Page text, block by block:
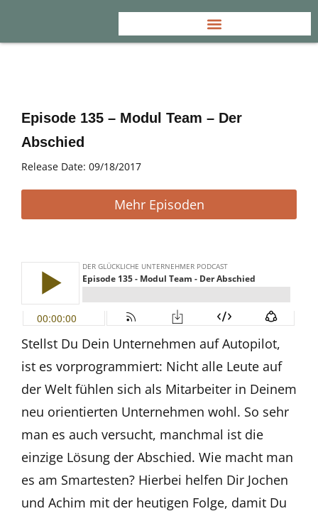
Episode 135 – Modul Team – Der
Abschied
Release Date: 09/18/2017
Mehr Episoden
Stellst Du Dein Unternehmen auf Autopilot,
ist es vorprogrammiert: Nicht alle Leute auf
der Welt fühlen sich als Mitarbeiter in Deinem
neu orientierten Unternehmen wohl. So sehr
man es auch versucht, manchmal ist die
einzige Lösung der Abschied. Wie macht man
es am Smartesten? Hierbei helfen Dir Jochen
und Achim mit der heutigen Folge, damit Du